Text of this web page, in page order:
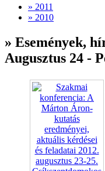
» 2011
» 2010
» Események,
Augusztus 24 -